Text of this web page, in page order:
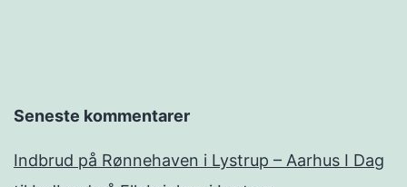
Seneste kommentarer
Indbrud på Rønnehaven i Lystrup – Aarhus I Dag